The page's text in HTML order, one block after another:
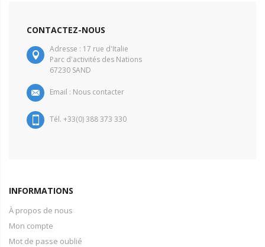
CONTACTEZ-NOUS
Adresse : 17 rue d'Italie
Parc d'activités des Nations
67230 SAND
Email : Nous contacter
Tél. +33(0) 388 373 330
INFORMATIONS
À propos de nous
Mon compte
Mot de passe oublié